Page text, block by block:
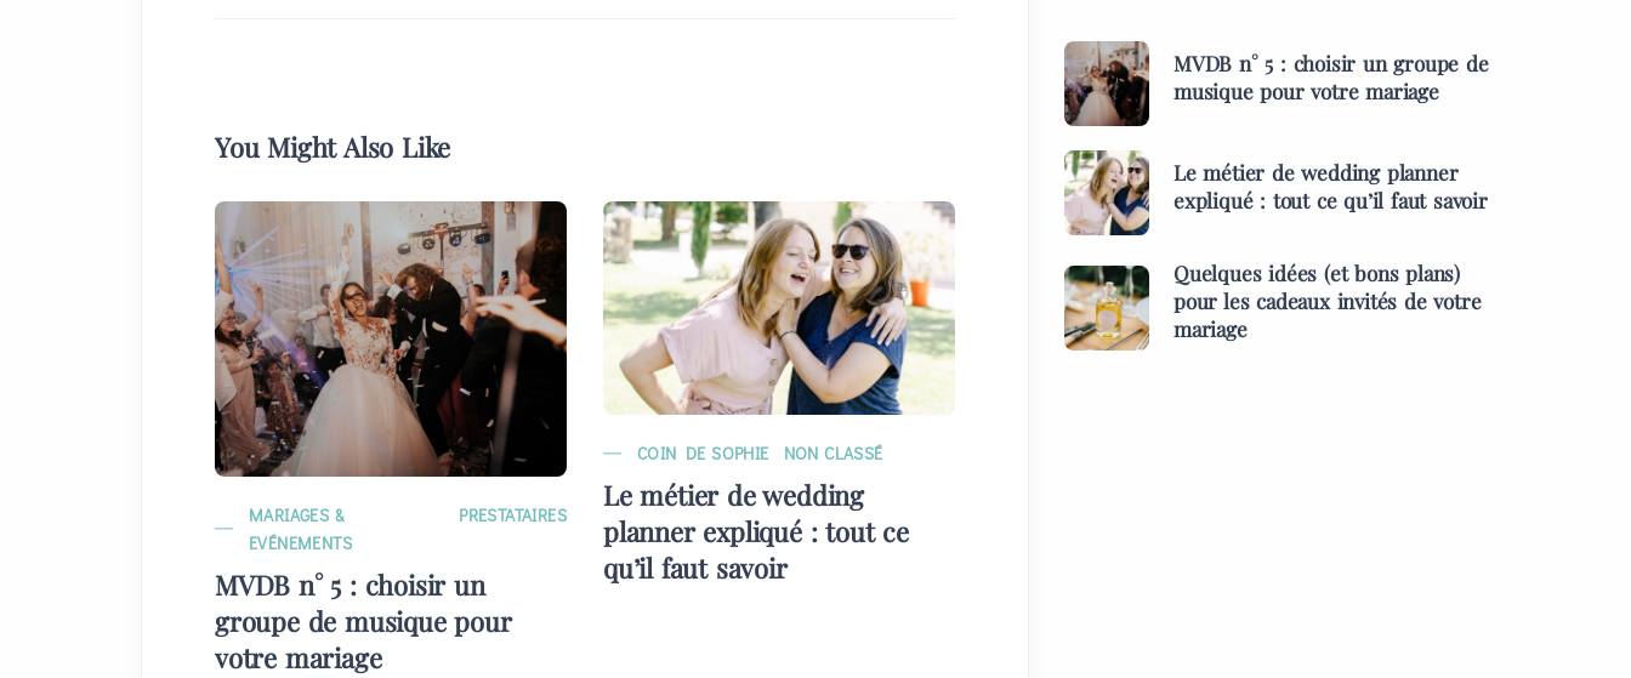
You Might Also Like
MARIAGES &
EVÉNEMENTS
PRESTATAIRES
MVDB n° 5 : choisir un
groupe de musique pour
votre mariage
COIN DE SOPHIE NON CLASSÉ
Le métier de wedding
planner expliqué : tout ce
qu’il faut savoir
MVDB n° 5 : choisir un groupe de
musique pour votre mariage
Le métier de wedding planner
expliqué : tout ce qu’il faut savoir
Quelques idées (et bons plans)
pour les cadeaux invités de votre
mariage